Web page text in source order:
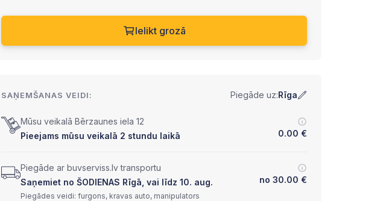
Ielikt grozā
SAŅEMŠANAS VEIDI: Piegāde uz:Rīga
Mūsu veikalā Bērzaunes iela 12
Pieejams mūsu veikalā 2 stundu laikā
0.00 €
Piegāde ar buvserviss.lv transportu
Saņemiet no ŠODIENAS Rīgā, vai līdz 10. aug.
no 30.00 €
Piegādes veidi: furgons, kravas auto, manipulators